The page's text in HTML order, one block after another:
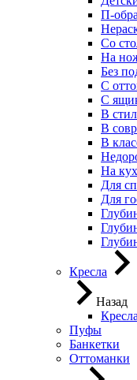
П-
Со
На
Без
С
С
В
В
В
На
Для
Для
Кресла
Назад
Пуфы
Банкетки
Оттоманки